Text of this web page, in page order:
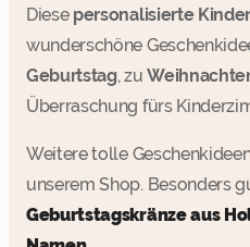
Diese personalisierte
wunderschöne
Geburtstag, zu
Überraschung fürs
Weitere tolle
unserem Shop. Besonders
Geburtstagskränze aus